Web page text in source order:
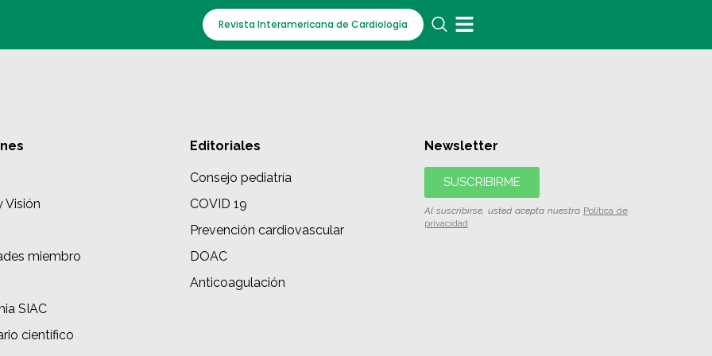
Revista Interamericana de Cardiología
Visión
miembro
SIAC
científico
Editoriales
Consejo pediatría
COVID 19
Prevención cardiovascular
DOAC
Anticoagulación
Newsletter
SUSCRIBIRME
Al suscribirse, usted acepta nuestra Política de
privacidad